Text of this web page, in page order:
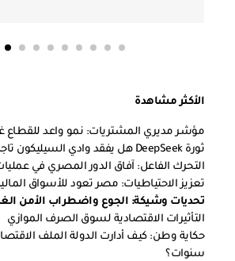
الأكثر مشاهدة
مؤشر مديري المشتريات: نمو واعد للقطاع
ثورة DeepSeek هل يفقد وادي السيليكون تاجه؟
التحرك الفاعل: آفاق الدور المصري في
تعزيز الاحتياطيات: مصر تعود للأسواق المالية
تحديات وشيكة: الجوع واضطراب الأمن
التأثيرات الاقتصادية لسوق الصرف الموازي
سنوات؟